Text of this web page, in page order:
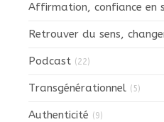
Affirmation, confiance en
Retrouver du sens,
Podcast (22)
Transgénérationnel (5)
Authenticité (9)